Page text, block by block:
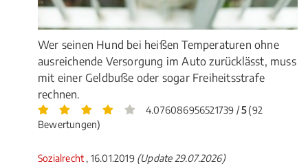
Wer seinen Hund bei heißen Temperaturen ohne
ausreichende Versorgung im Auto zurücklässt, muss
mit einer Geldbuße oder sogar Freiheitsstrafe
rechnen.
4.076086956521739 /5(92
Bewertungen)
Sozialrecht , 16.01.2019 (Update 29.07.2026)